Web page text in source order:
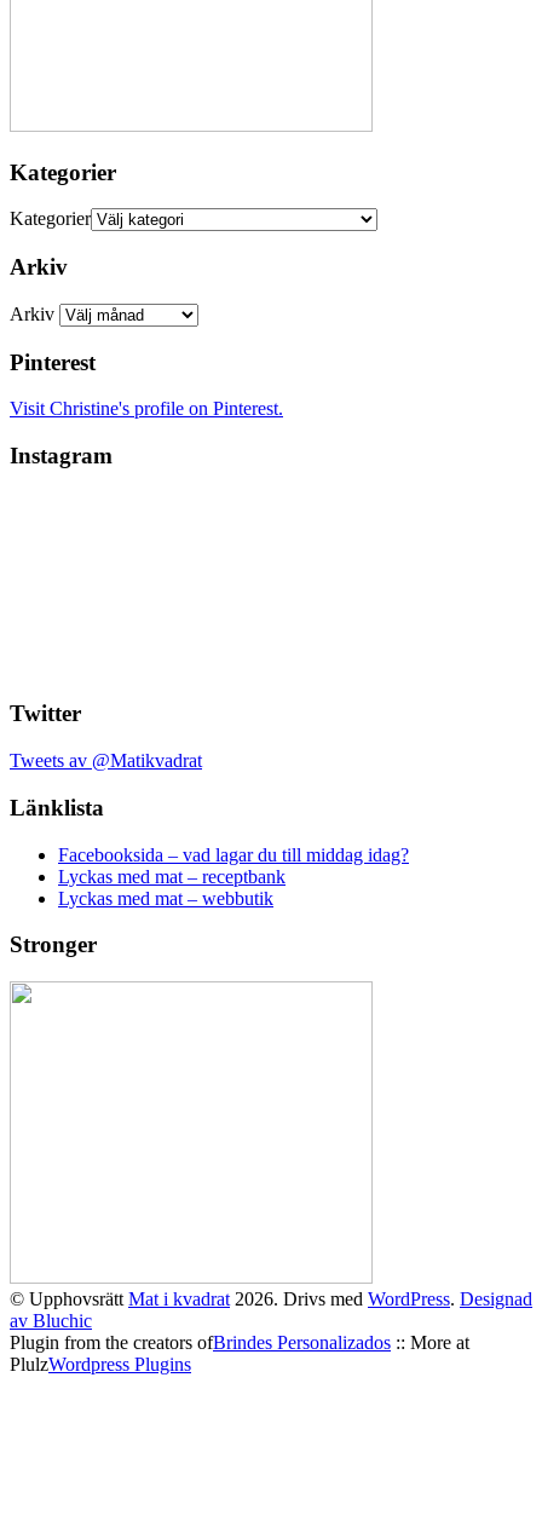
Kategorier
Kategorier
Arkiv
Arkiv
Pinterest
Visit Christine's profile on Pinterest.
Instagram
Twitter
Tweets av @Matikvadrat
Länklista
Facebooksida – vad lagar du till middag idag?
Lyckas med mat – receptbank
Lyckas med mat – webbutik
Stronger
© Upphovsrätt Mat i kvadrat 2026. Drivs med WordPress. Designad
av Bluchic
Plugin from the creators ofBrindes Personalizados :: More at
PlulzWordpress Plugins